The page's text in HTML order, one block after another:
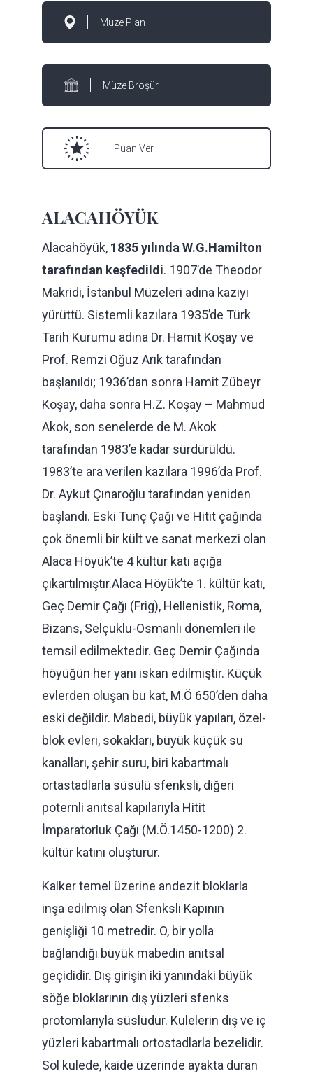
ALACAHÖYÜK
Alacahöyük, 1835 yılında W.G.Hamilton
tarafından keşfedildi. 1907’de Theodor
Makridi, İstanbul Müzeleri adına kazıyı
yürüttü. Sistemli kazılara 1935’de Türk
Tarih Kurumu adına Dr. Hamit Koşay ve
Prof. Remzi Oğuz Arık tarafından
başlanıldı; 1936’dan sonra Hamit Zübeyr
Koşay, daha sonra H.Z. Koşay – Mahmud
Akok, son senelerde de M. Akok
tarafından 1983’e kadar sürdürüldü.
1983’te ara verilen kazılara 1996’da Prof.
Dr. Aykut Çınaroğlu tarafından yeniden
başlandı. Eski Tunç Çağı ve Hitit çağında
çok önemli bir kült ve sanat merkezi olan
Alaca Höyük’te 4 kültür katı açığa
çıkartılmıştır.Alaca Höyük’te 1. kültür katı,
Geç Demir Çağı (Frig), Hellenistik, Roma,
Bizans, Selçuklu-Osmanlı dönemleri ile
temsil edilmektedir. Geç Demir Çağında
höyüğün her yanı iskan edilmiştir. Küçük
evlerden oluşan bu kat, M.Ö 650’den daha
eski değildir. Mabedi, büyük yapıları, özel-
blok evleri, sokakları, büyük küçük su
kanalları, şehir suru, biri kabartmalı
ortastadlarla süsülü sfenksli, diğeri
poternli anıtsal kapılarıyla Hitit
İmparatorluk Çağı (M.Ö.1450-1200) 2.
kültür katını oluşturur.
Kalker temel üzerine andezit bloklarla
inşa edilmiş olan Sfenksli Kapının
genişliği 10 metredir. O, bir yolla
bağlandığı büyük mabedin anıtsal
geçididir. Dış girişin iki yanındaki büyük
söğe bloklarının dış yüzleri sfenks
protomlarıyla süslüdür. Kulelerin dış ve iç
yüzleri kabartmalı ortostadlarla bezelidir.
Sol kulede, kaide üzerinde ayakta duran
Müze Plan
Müze Broşür
Puan Ver